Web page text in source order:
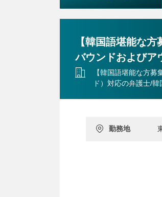
【韓国語堪能な
バウンドおよびア
【韓国語堪能な方
ド）対応の弁護士/
勤務地